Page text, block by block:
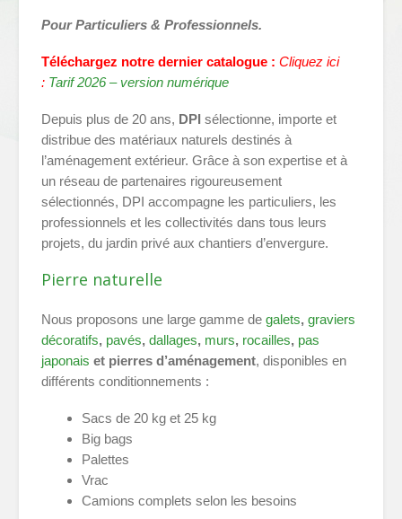
Pour Particuliers & Professionnels.
Téléchargez notre dernier catalogue : Cliquez ici
: Tarif 2026 – version numérique
Depuis plus de 20 ans, DPIsélectionne, importe et
distribue des matériaux naturels destinés à
l’aménagement extérieur. Grâce à son expertise et à
un réseau de partenaires rigoureusement
sélectionnés, DPI accompagne les particuliers, les
professionnels et les collectivités dans tous leurs
projets, du jardin privé aux chantiers d’envergure.
Pierre naturelle
Nous proposons une large gamme de galets, graviers
décoratifs, pavés, dallages, murs, rocailles, pas
japonais et pierres d’aménagement, disponibles en
différents conditionnements :
Sacs de 20 kg et 25 kg
Big bags
Palettes
Vrac
Camions complets selon les besoins